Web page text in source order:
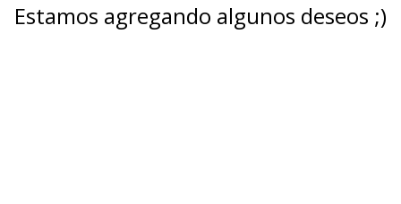
Estamos agregando algunos deseos ;)